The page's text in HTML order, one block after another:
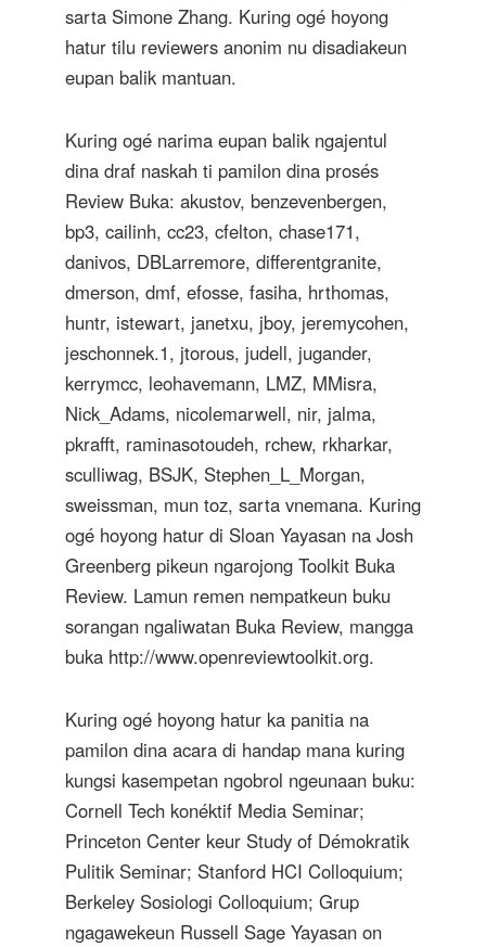
sarta Simone Zhang. Kuring ogé hoyong
hatur tilu reviewers anonim nu disadiakeun
eupan balik mantuan.
Kuring ogé narima eupan balik ngajentul
dina draf naskah ti pamilon dina prosés
Review Buka: akustov, benzevenbergen,
bp3, cailinh, cc23, cfelton, chase171,
danivos, DBLarremore, differentgranite,
dmerson, dmf, efosse, fasiha, hrthomas,
huntr, istewart, janetxu, jboy, jeremycohen,
jeschonnek.1, jtorous, judell, jugander,
kerrymcc, leohavemann, LMZ, MMisra,
Nick_Adams, nicolemarwell, nir, jalma,
pkrafft, raminasotoudeh, rchew, rkharkar,
sculliwag, BSJK, Stephen_L_Morgan,
sweissman, mun toz, sarta vnemana. Kuring
ogé hoyong hatur di Sloan Yayasan na Josh
Greenberg pikeun ngarojong Toolkit Buka
Review. Lamun remen nempatkeun buku
sorangan ngaliwatan Buka Review, mangga
buka http://www.openreviewtoolkit.org.
Kuring ogé hoyong hatur ka panitia na
pamilon dina acara di handap mana kuring
kungsi kasempetan ngobrol ngeunaan buku:
Cornell Tech konéktif Media Seminar;
Princeton Center keur Study of Démokratik
Pulitik Seminar; Stanford HCI Colloquium;
Berkeley Sosiologi Colloquium; Grup
ngagawekeun Russell Sage Yayasan on